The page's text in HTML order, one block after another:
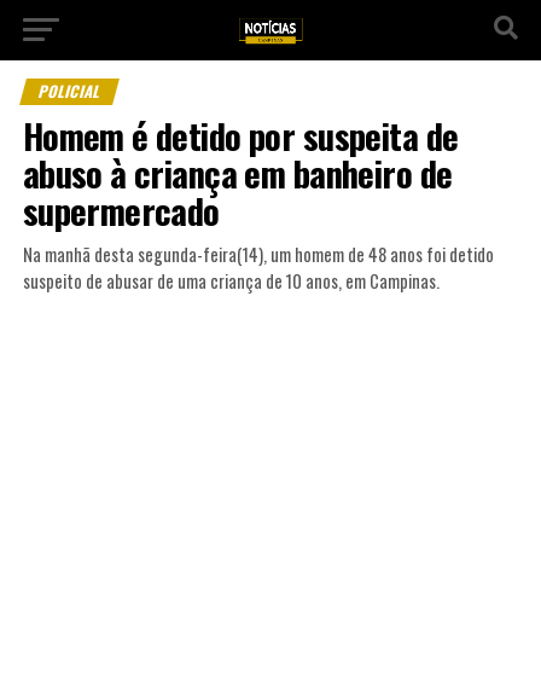
POLICIAL
Homem é detido por suspeita de
abuso à criança em banheiro de
supermercado
Na manhã desta segunda-feira(14), um homem de 48 anos foi detido
suspeito de abusar de uma criança de 10 anos, em Campinas.